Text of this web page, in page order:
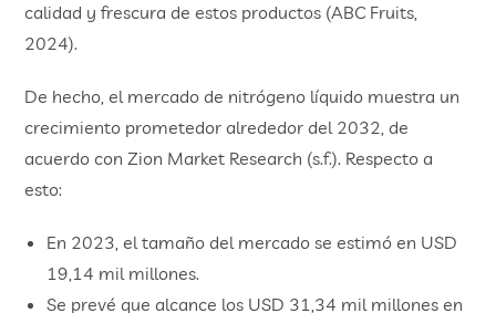
calidad y frescura de estos productos (ABC Fruits,
2024).
De hecho, el mercado de nitrógeno líquido muestra un
crecimiento prometedor alrededor del 2032, de
acuerdo con Zion Market Research (s.f.). Respecto a
esto:
En 2023, el tamaño del mercado se estimó en USD
19,14 mil millones.
Se prevé que alcance los USD 31,34 mil millones en